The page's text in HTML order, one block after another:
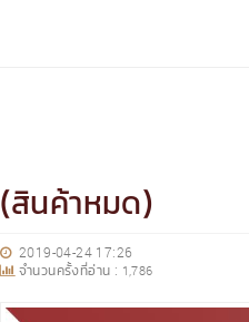
(สินค้าหมด)
2019-04-24 17:26
จำนวนครั้งที่อ่าน : 1,786